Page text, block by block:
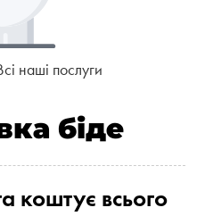
наші послуги
біде
коштує всього